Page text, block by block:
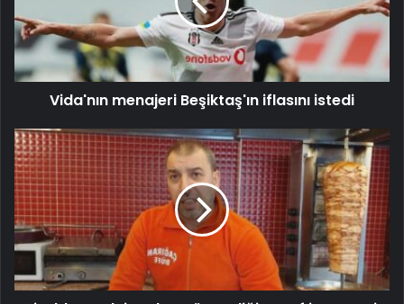
Vida'nın menajeri Beşiktaş'ın iflasını istedi